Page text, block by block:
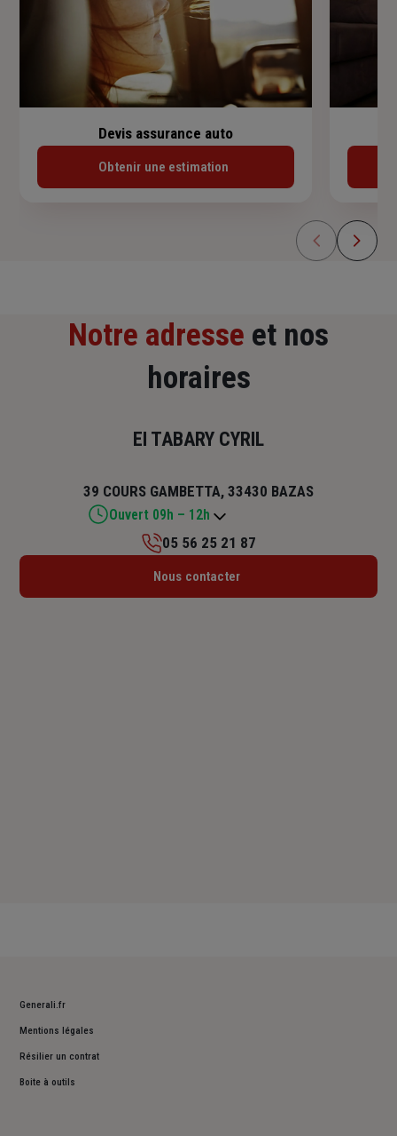
Devis assurance auto
Obtenir une estimation
Notre adresse et nos
horaires
EI TABARY CYRIL
39 COURS GAMBETTA, 33430 BAZAS
Ouvert 09h – 12h
Lundi : Fermé
05 56 25 21 87
Nous contacter
Generali.fr
Mentions légales
Résilier un contrat
Boite à outils